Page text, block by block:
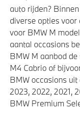
auto rijden?
diverse opties
voor BMW M
aantal occasions
BMW M aanbod
M4 Cabrio of
BMW occasions
2023, 2022, 2021,
BMW Premium